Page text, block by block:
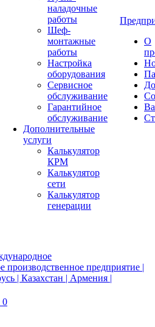
наладочные
работы
Шеф-
монтажные
работы
Настройка
оборудования
Сервисное
обслуживание
Гарантийное
обслуживание
Дополнительные
услуги
Калькулятор
КРМ
Калькулятор
сети
Калькулятор
генерации
О
0